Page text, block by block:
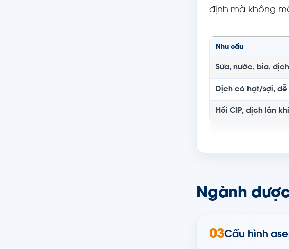
định mà không
Nhu cầu
Sữa, nước, bia,
Dịch có hạt/sợi, dễ
Hồi CIP, dịch lẫn khí
Ngành
03Cấu hình